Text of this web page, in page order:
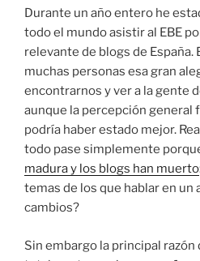
Durante un año entero he
todo el mundo asistir al EBE
relevante de blogs de España.
muchas personas esa gran
encontrarnos y ver a la gente
aunque la percepción general
podría haber estado mejor.
todo pase simplemente
madura y los blogs han muerto
temas de los que hablar en un
cambios?
Sin embargo la principal razón